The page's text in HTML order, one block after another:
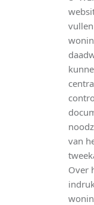
van
Over